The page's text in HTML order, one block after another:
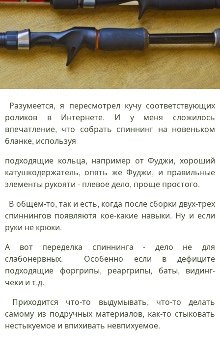
Разумеется, я пересмотрел кучу соответствующих
роликов в Интернете. И у меня сложилось
впечатление, что собрать спиннинг на новеньком
бланке, используя
подходящие кольца, например от Фуджи, хороший
катушкодержатель, опять же Фуджи, и правильные
элементы рукояти - плевое дело, проще простого.
В общем-то, так и есть, когда после сборки двух-трех
спиннингов появляютя кое-какие навыки. Ну и если
руки не крюки.
А вот переделка спиннинга - дело не для
слабонервных. Особенно если в дефиците
подходящие форгрипы, реаргрипы, баты, видинг-
чеки и т.д.
Приходится что-то выдумывать, что-то делать
самому из подручных материалов, как-то стыковать
нестыкуемое и впихивать невпихуемое.